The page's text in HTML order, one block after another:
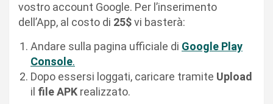
vostro account Google. Per l’inserimento
dell’App, al costo di 25$vi basterà:
Andare sulla pagina ufficiale di Google Play
Console.
Dopo essersi loggati, caricare tramite Upload
il file APK realizzato.